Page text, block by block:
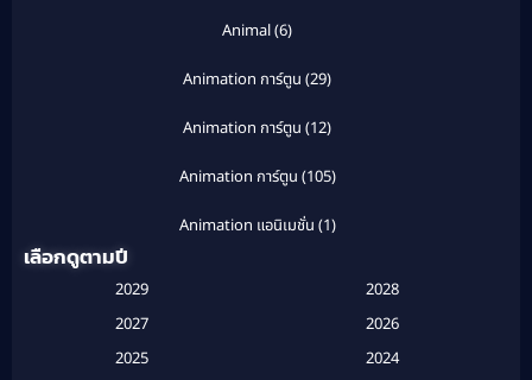
Animal(6)
Animation การ์ตูน (29)
Animation การ์ตูน (12)
Animation การ์ตูน (105)
Animation แอนิเมชั่น (1)
เลือกดูตามปี
2029
2028
2027
2026
2025
2024